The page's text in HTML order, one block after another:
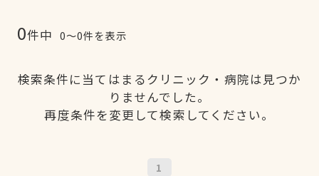
0件中 0〜0件を表示
検索条件に当てはまるクリニック・病院は見つか
りませんでした。
再度条件を変更して検索してください。
1